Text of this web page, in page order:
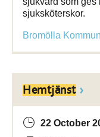
sjuksköterskor.
Bromölla Kommun
Hemtjänst
22 October